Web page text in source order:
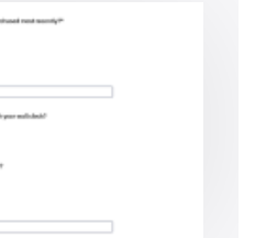
in the
in different forms